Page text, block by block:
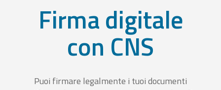
Firma digitale
con CNS
Puoi firmare legalmente i tuoi documenti